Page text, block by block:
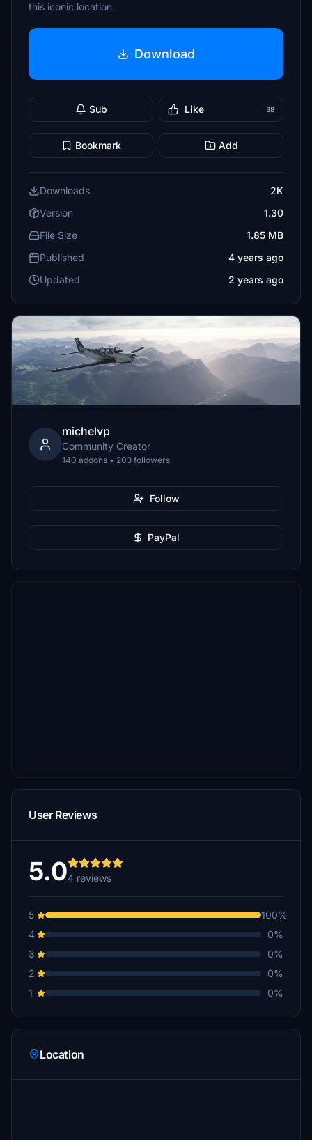
this iconic location.
Download
Sub Like 38
Bookmark Add
Downloads
2K
Version
1.30
File Size
1.85 MB
Published
4 years ago
Updated
2 years ago
michelvp
Community Creator
140 addons • 203 followers
Follow
PayPal
User Reviews
5.04 reviews
5
100%
4
0%
3
0%
2
0%
1
0%
Location